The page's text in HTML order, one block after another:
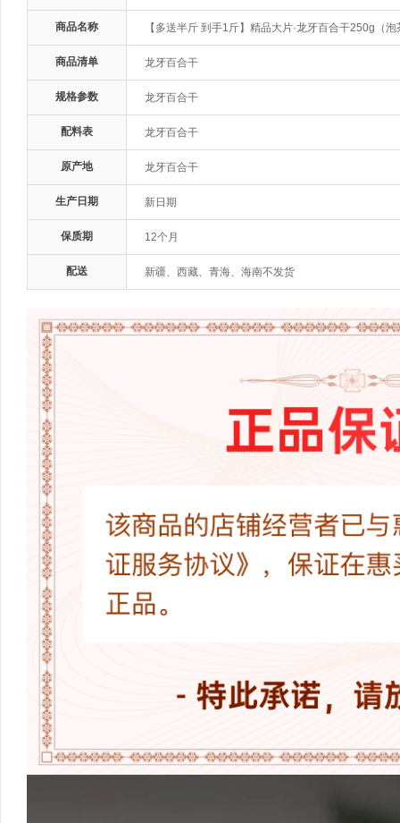
商品名称 【多送半斤 到手1斤】精品大片·龙牙百合干250g（泡
商品清单 龙牙百合干
规格参数 龙牙百合干
配料表 龙牙百合干
原产地 龙牙百合干
生产日期 新日期
保质期 12个月
配送 新疆、西藏、青海、海南不发货